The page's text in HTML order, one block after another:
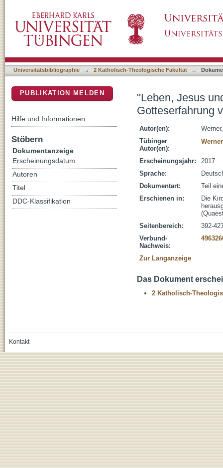
Horizont ekklesialer Deutungsmuster
Universitätsbibliographie → 2 Katholisch-Theologische Fakultät →
"Leben, Jesus
Gotteserfahrung
Autor(en):
Tübinger
Autor(en):
Erscheinungsjahr:
2017
Sprache:
Dokumentart:
Teil
Erschienen in:
Die
Seitenbereich:
392-
Verbund-
Nachweis:
Zur Langanzeige
Das Dokument
2 Katholisch-
PUBLIKATION MELDEN
Hilfe und Informationen
Stöbern
Dokumentanzeige
Erscheinungsdatum
Autoren
Titel
DDC-Klassifikation
Kontakt